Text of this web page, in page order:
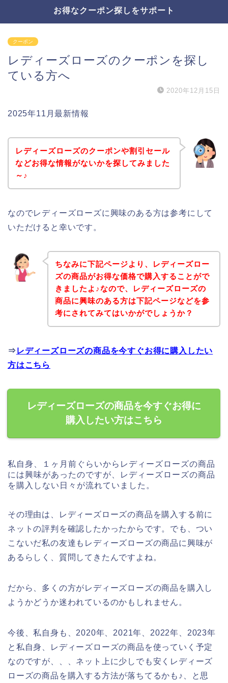
お得なクーポン探しをサポート
クーポン
レディーズローズのクーポンを探し
ている方へ
2020年12月15日
2025年11月最新情報
レディーズローズのクーポンや割引セール
などお得な情報がないかを探してみました
～♪
なのでレディーズローズに興味のある方は参考にして
いただけると幸いです。
ちなみに下記ページより、レディーズロー
ズの商品がお得な価格で購入することがで
きましたよ♪なので、レディーズローズの
商品に興味のある方は下記ページなどを参
考にされてみてはいかがでしょうか？
⇒ レディーズローズの商品を今すぐお得に購入したい
方はこちら
レディーズローズの商品を今すぐお得に
購入したい方はこちら
私自身、１ヶ月前ぐらいからレディーズローズの商品
には興味があったのですが、レディーズローズの商品
を購入しない日々が流れていました。
その理由は、レディーズローズの商品を購入する前に
ネットの評判を確認したかったからです。でも、つい
こないだ私の友達もレディーズローズの商品に興味が
あるらしく、質問してきたんですよね。
だから、多くの方がレディーズローズの商品を購入し
ようかどうか迷われているのかもしれません。
今後、私自身も、2020年、2021年、2022年、2023年
と私自身、レディーズローズの商品を使っていく予定
なのですが、、、ネット上に少しでも安くレディーズ
ローズの商品を購入する方法が落ちてるかも♪、と思